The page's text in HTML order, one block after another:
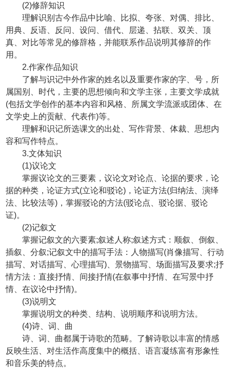
(2)修辞知识
理解识别古今作品中比喻、比拟、夸张、对偶、排比、
用典、反语、反问、设问、借代、层递、拈联、双关、顶
真、对比等常见的修辞格，并能联系作品说明其修辞的作
用。
2.作家作品知识
了解与识记中外作家的姓名以及重要作家的字、号，所
属国别、时代，主要的思想倾向和文学主张，主要文学成就
(包括文学创作的基本内容和风格、所属文学流派或团体、在
文学史上的贡献、代表作)等。
理解和识记所选课文的出处、写作背景、体裁、思想内
容和写作特点。
3.文体知识
(1)议论文
掌握议论文的三要素，议论文对论点、论据的要求，论
据的种类，论证方式(立论和驳论)，论证方法(归纳法、演绎
法、比较法等)，掌握驳论的方法(驳论点、驳论据、驳论
证)。
(2)记叙文
掌握记叙文的六要素;叙述人称;叙述方式：顺叙、倒叙、
插叙、分叙;记叙文中的描写手法：人物描写(肖像描写、行动
描写、对话描写、心理描写)、景物描写、场面描写及要求;抒
情方法：直接抒情、间接抒情(在叙事中抒情、在写景中抒
情、在议论中抒情)。
(3)说明文
掌握说明文的种类、结构、说明顺序和说明方法。
(4)诗、词、曲
诗、词、曲都属于诗歌的范畴。了解诗歌以丰富的情感
反映生活、对生活作高度集中的概括、语言凝练富有形象性
和音乐美的特点。